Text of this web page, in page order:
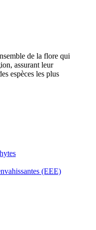
de la flore qui
assurant leur
espèces les plus
(EEE)